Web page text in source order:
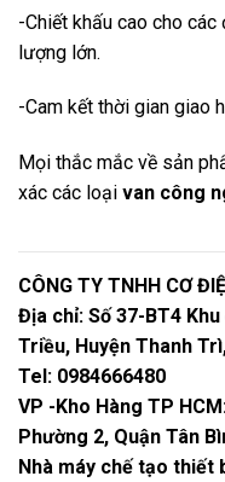
-Chiết khấu cao cho
lượng lớn.
-Cam kết thời gian giao
Mọi thắc mắc về sản
xác các loại van công
CÔNG TY TNHH CƠ
Địa chỉ: Số 37-BT4
Triều, Huyện Thanh
Tel: 0984666480
VP -Kho Hàng TP
Phường 2, Quận Tân
Nhà máy chế tạo thiết